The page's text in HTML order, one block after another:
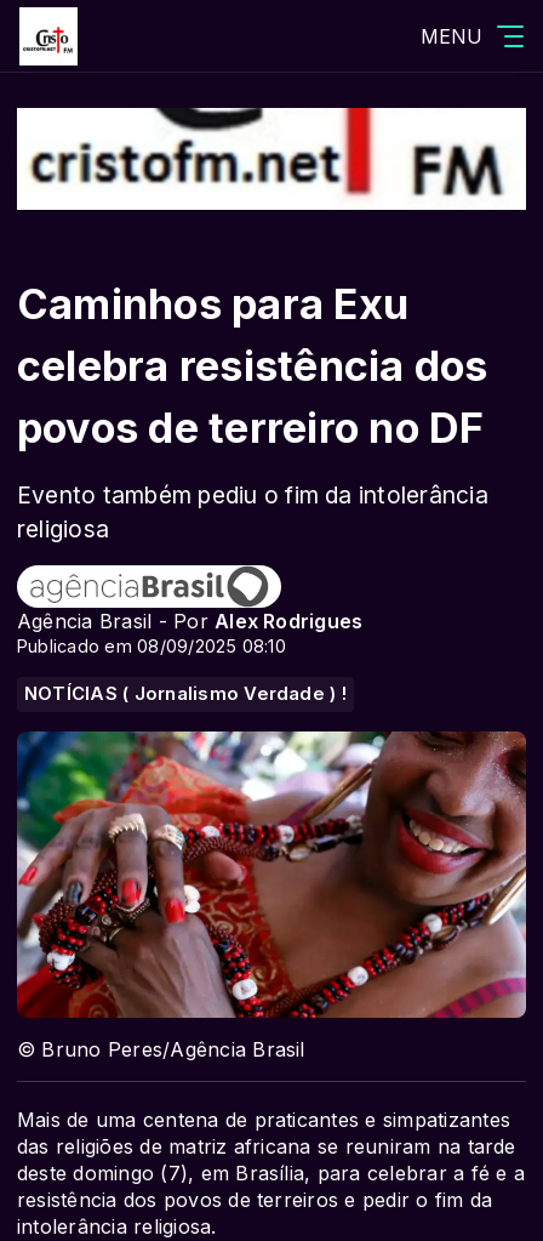
MENU
Caminhos para Exu
celebra resistência dos
povos de terreiro no DF
Evento também pediu o fim da intolerância
religiosa
Agência Brasil - PorAlex Rodrigues
Publicado em 08/09/2025 08:10
NOTÍCIAS ( Jornalismo Verdade ) !
© Bruno Peres/Agência Brasil
Mais de uma centena de praticantes e simpatizantes
das religiões de matriz africana se reuniram na tarde
deste domingo (7), em Brasília, para celebrar a fé e a
resistência dos povos de terreiros e pedir o fim da
intolerância religiosa.